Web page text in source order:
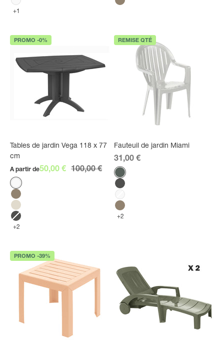
Blanc
+1
Taupe
PROMO -0%
Tables de jardin Vega 118 x 77
cm
A partir dePrix de vente
50,00 € Prix normal
100,00 €
Couleur
Blanc
Taupe
Lin
Anthracite
+2
REMISE QTÉ
Fauteuil de jardin Miami
Prix de vente
31,00 €
Couleur
Vert amazonie
Anthracite
Blanc
Taupe
+2
PROMO -39%